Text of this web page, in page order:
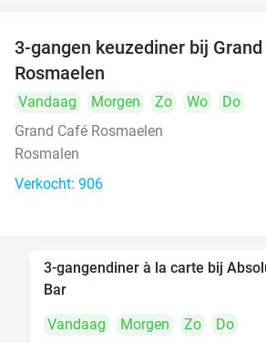
3-gangen keuzediner bij Grand
Rosmaelen
Vandaag Morgen Zo Wo
Do
Grand Café Rosmaelen
Rosmalen
Verkocht: 906
3-gangendiner à la carte bij
Bar
Vandaag
Morgen Zo
Do